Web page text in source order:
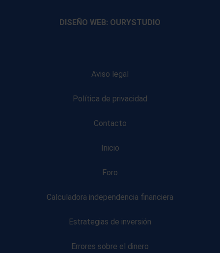
DISEÑO WEB: OURYSTUDIO
Aviso legal
Política de privacidad
Contacto
Inicio
Foro
Calculadora independencia financiera
Estrategias de inversión
Errores sobre el dinero